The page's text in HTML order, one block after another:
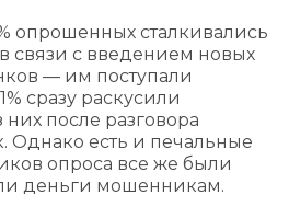
опрошенных сталкивались
связи с введением новых
— им поступали
сразу раскусили
после разговора
Однако есть и печальные
опроса все же были
деньги мошенникам.